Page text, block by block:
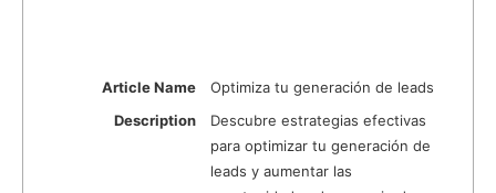
Article Name
Optimiza tu generación de leads
Description
Descubre estrategias efectivas
para optimizar tu generación de
leads y aumentar las